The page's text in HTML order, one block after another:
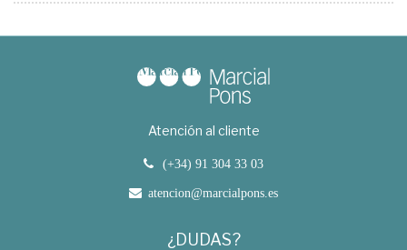
Atención al cliente
(+34) 91 304 33 03
atencion@marcialpons.es
¿DUDAS?